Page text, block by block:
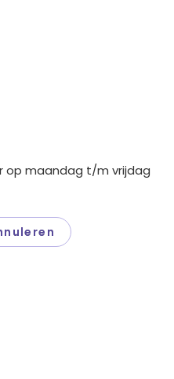
op maandag t/m vrijdag